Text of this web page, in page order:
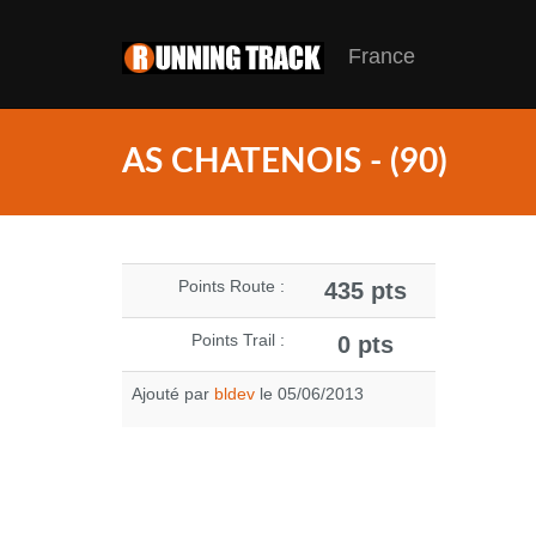
France
AS CHATENOIS - (90)
Points Route : 435 pts
Points Trail : 0 pts
Ajouté par bldev le 05/06/2013